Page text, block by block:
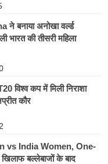
बनाया अनोखा वर्ल्ड
भारत की तीसरी महिला
विश्व कप में मिली निराशा
कौर
vs India Women, One-
बल्लेबाजों के बाद